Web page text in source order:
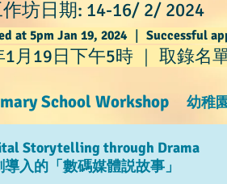
坊日期: 14-16/ 2/ 2024
at 5pm Jan 19, 2024 ｜ Successful
月19日下午5時 ｜ 取錄名
School Workshop 幼稚
Storytelling through Drama
入的「數碼媒體説故事」